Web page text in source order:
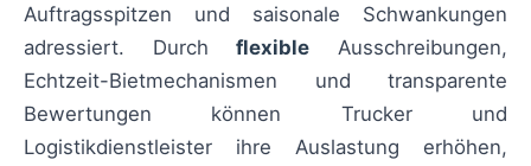
Auftragsspitzen und saisonale Schwankungen
adressiert. Durchflexible Ausschreibungen,
Echtzeit-Bietmechanismen und transparente
Bewertungen können Trucker und
Logistikdienstleister ihre Auslastung erhöhen,